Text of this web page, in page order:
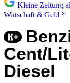
Kleine Zeitung
Wirtschaft & Geld
Cent/
Diesel